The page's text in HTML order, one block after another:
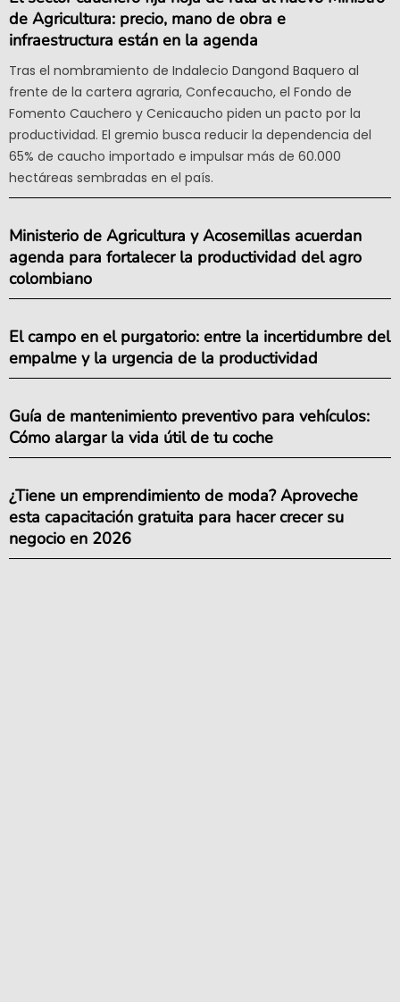
de Agricultura: precio, mano de obra e
infraestructura están en la agenda
Tras el nombramiento de Indalecio Dangond Baquero al
frente de la cartera agraria, Confecaucho, el Fondo de
Fomento Cauchero y Cenicaucho piden un pacto por la
productividad. El gremio busca reducir la dependencia del
65% de caucho importado e impulsar más de 60.000
hectáreas sembradas en el país.
Ministerio de Agricultura y Acosemillas acuerdan
agenda para fortalecer la productividad del agro
colombiano
El campo en el purgatorio: entre la incertidumbre del
empalme y la urgencia de la productividad
Guía de mantenimiento preventivo para vehículos:
Cómo alargar la vida útil de tu coche
¿Tiene un emprendimiento de moda? Aproveche
esta capacitación gratuita para hacer crecer su
negocio en 2026